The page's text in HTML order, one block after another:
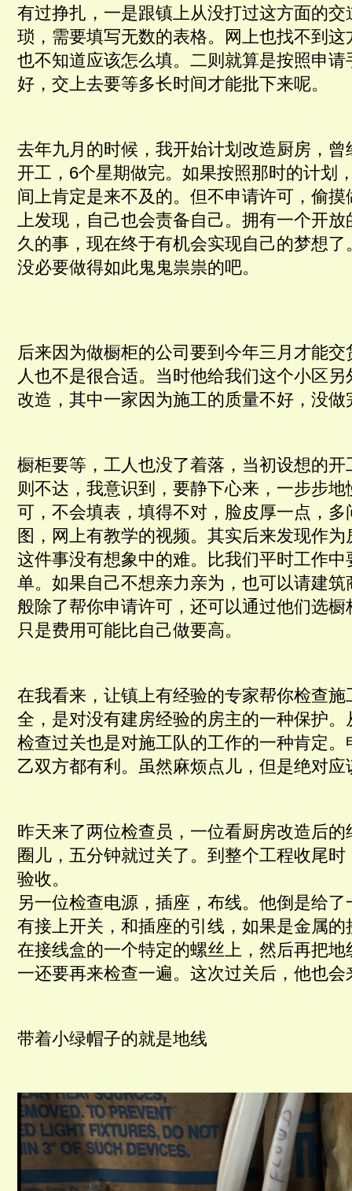
有过挣扎，一是跟镇上从没打过这方面的
琐，需要填写无数的表格。网上也找不到
也不知道应该怎么填。二则就算是按照申
好，交上去要等多长时间才能批下来呢。
去年九月的时候，我开始计划改造厨房，
开工，6个星期做完。如果按照那时的计划
间上肯定是来不及的。但不申请许可，偷
上发现，自己也会责备自己。拥有一个开
久的事，现在终于有机会实现自己的梦想
没必要做得如此鬼鬼祟祟的吧。
后来因为做橱柜的公司要到今年三月才能
人也不是很合适。当时他给我们这个小区
改造，其中一家因为施工的质量不好，没
橱柜要等，工人也没了着落，当初设想的
则不达，我意识到，要静下心来，一步步
可，不会填表，填得不对，脸皮厚一点，
图，网上有教学的视频。其实后来发现作
这件事没有想象中的难。比我们平时工作
单。如果自己不想亲力亲为，也可以请建
般除了帮你申请许可，还可以通过他们选
只是费用可能比自己做要高。
在我看来，让镇上有经验的专家帮你检查
全，是对没有建房经验的房主的一种保护
检查过关也是对施工队的工作的一种肯定
乙双方都有利。虽然麻烦点儿，但是绝对应
昨天来了两位检查员，一位看厨房改造后
圈儿，五分钟就过关了。到整个工程收尾
验收。
另一位检查电源，插座，布线。他倒是给
有接上开关，和插座的引线，如果是金属
在接线盒的一个特定的螺丝上，然后再把
一还要再来检查一遍。这次过关后，他也
带着小绿帽子的就是地线